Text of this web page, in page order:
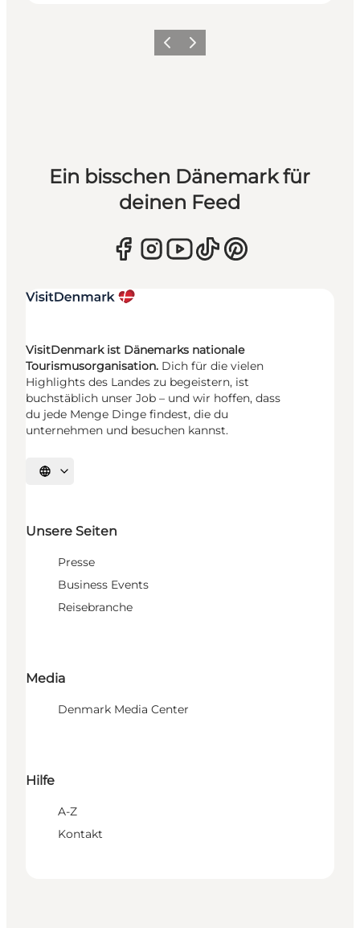
ZurückWeiter
Ein bisschen Dänemark für
deinen Feed
VisitDenmark ist Dänemarks nationale
Tourismusorganisation. Dich für die vielen
Highlights des Landes zu begeistern, ist
buchstäblich unser Job – und wir hoffen, dass
du jede Menge Dinge findest, die du
unternehmen und besuchen kannst.
Sprache auswählen
Unsere Seiten
Presse
Business Events
Reisebranche
Media
Denmark Media Center
Hilfe
A-Z
Kontakt